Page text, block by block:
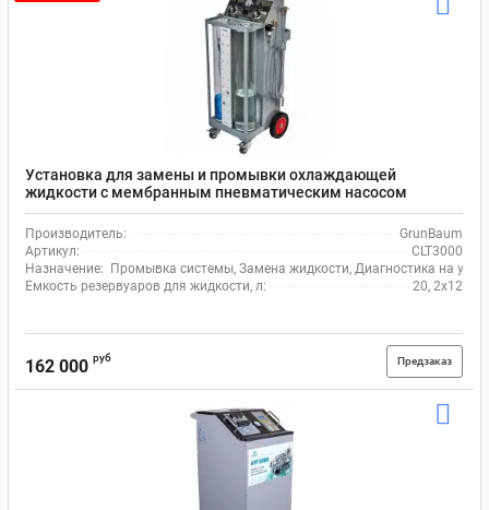
Установка для замены и промывки охлаждающей
жидкости с мембранным пневматическим насосом
GrunBaum CLT3000
Производитель:
GrunBaum
Артикул:
CLT3000
Назначение:
Промывка системы, Замена жидкости, Диагностика на
Емкость резервуаров для жидкости, л:
20, 2х12
162 000 руб Предзаказ